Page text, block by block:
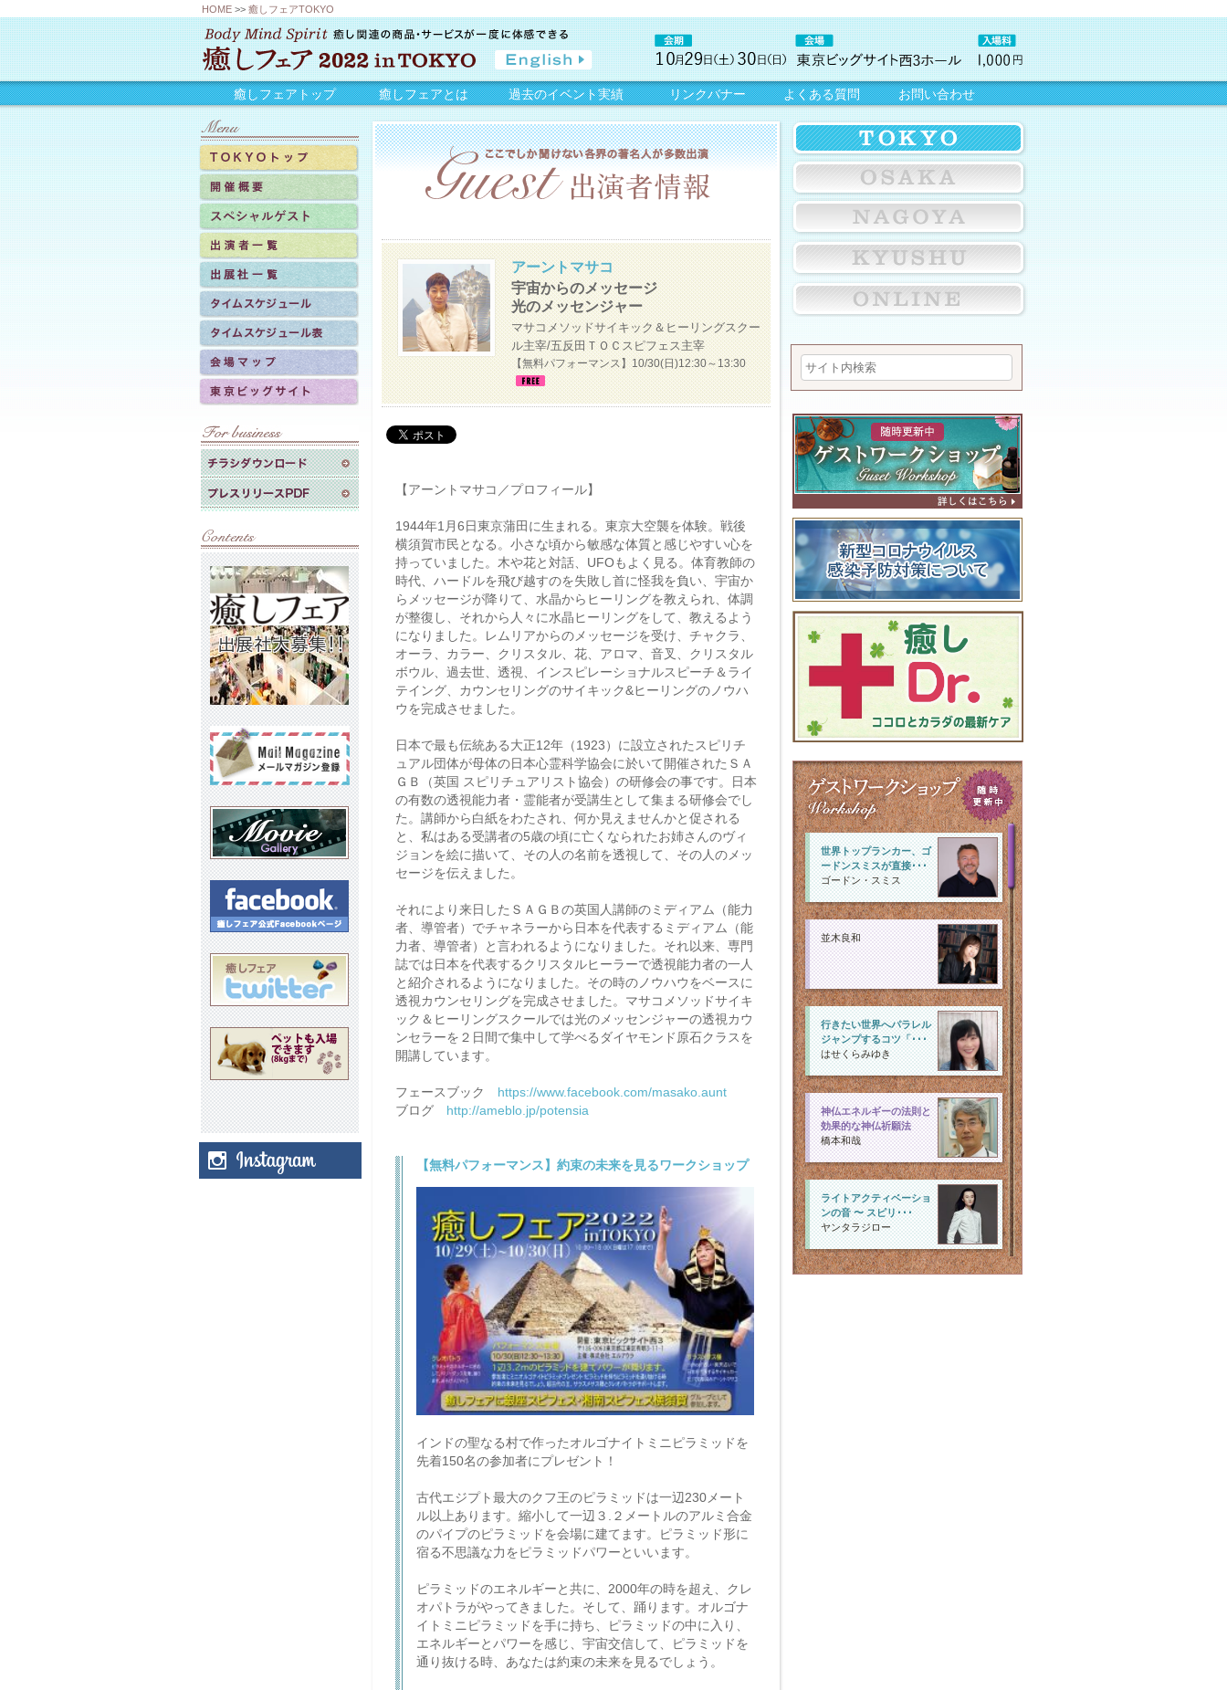
HOME>> 癒しフェアTOKYO
癒しフェアトップ 癒しフェアとは 過去のイベント実績 リンクバナー よくある質問 お問い合わせ
アーントマサコ
宇宙からのメッセージ
光のメッセンジャー
マサコメソッドサイキック＆ヒーリングスクー
ル主宰/五反田ＴＯＣスピフェス主宰
【無料パフォーマンス】10/30(日)12:30～13:30
【アーントマサコ／プロフィール】
1944年1月6日東京蒲田に生まれる。東京大空襲を体験。戦後
横須賀市民となる。小さな頃から敏感な体質と感じやすい心を
持っていました。木や花と対話、UFOもよく見る。体育教師の
時代、ハードルを飛び越すのを失敗し首に怪我を負い、宇宙か
らメッセージが降りて、水晶からヒーリングを教えられ、体調
が整復し、それから人々に水晶ヒーリングをして、教えるよう
になりました。レムリアからのメッセージを受け、チャクラ、
オーラ、カラー、クリスタル、花、アロマ、音叉、クリスタル
ボウル、過去世、透視、インスピレーショナルスピーチ＆ライ
テイング、カウンセリングのサイキック&ヒーリングのノウハ
ウを完成させました。
日本で最も伝統ある大正12年（1923）に設立されたスピリチ
ュアル団体が母体の日本心霊科学協会に於いて開催されたＳＡ
ＧＢ（英国 スピリチュアリスト協会）の研修会の事です。日本
の有数の透視能力者・霊能者が受講生として集まる研修会でし
た。講師から白紙をわたされ、何か見えませんかと促される
と、私はある受講者の5歳の頃に亡くなられたお姉さんのヴィ
ジョンを絵に描いて、その人の名前を透視して、その人のメッ
セージを伝えました。
それにより来日したＳＡＧＢの英国人講師のミディアム（能力
者、導管者）でチャネラーから日本を代表するミディアム（能
力者、導管者）と言われるようになりました。それ以来、専門
誌では日本を代表するクリスタルヒーラーで透視能力者の一人
と紹介されるようになりました。その時のノウハウをベースに
透視カウンセリングを完成させました。マサコメソッドサイキ
ック＆ヒーリングスクールでは光のメッセンジャーの透視カウ
ンセラーを２日間で集中して学べるダイヤモンド原石クラスを
開講しています。
フェースブック https://www.facebook.com/masako.aunt
ブログ http://ameblo.jp/potensia
【無料パフォーマンス】約束の未来を見るワークショップ
インドの聖なる村で作ったオルゴナイトミニピラミッドを
先着150名の参加者にプレゼント！
古代エジプト最大のクフ王のピラミッドは一辺230メート
ル以上あります。縮小して一辺３.２メートルのアルミ合金
のパイプのピラミッドを会場に建てます。ピラミッド形に
宿る不思議な力をピラミッドパワーといいます。
ピラミッドのエネルギーと共に、2000年の時を超え、クレ
オパトラがやってきました。そして、踊ります。オルゴナ
イトミニピラミッドを手に持ち、ピラミッドの中に入り、
エネルギーとパワーを感じ、宇宙交信して、ピラミッドを
通り抜ける時、あなたは約束の未来を見るでしょう。
世界トップランカー、ゴ
ードンスミスが直接･･･
ゴードン・スミス
並木良和
行きたい世界へパラレル
ジャンプするコツ「･･･
はせくらみゆき
神仏エネルギーの法則と
効果的な神仏祈願法
橋本和哉
ライトアクティベーショ
ンの音 〜 スピリ･･･
ヤンタラジロー